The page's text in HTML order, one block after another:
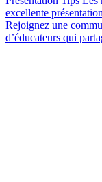
excellente présentation
Rejoignez une
d’éducateurs qui